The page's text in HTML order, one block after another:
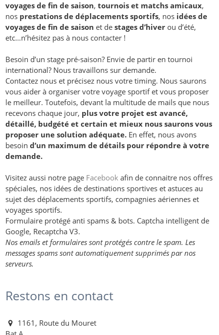
voyages de fin de saison,tournois et matchs amicaux,
nos prestations de déplacements sportifs, nos idées de
voyages de fin de saison et destages d’hiver ou d’été,
etc…n’hésitez pas à nous contacter !
Besoin d’un stage pré-saison? Envie de partir en tournoi
international? Nous travaillons sur demande.
Contactez nous et précisez nous votre timing. Nous saurons
vous aider à organiser votre voyage sportif et vous proposer
le meilleur. Toutefois, devant la multitude de mails que nous
recevons chaque jour, plus votre projet est avancé,
détaillé, budgété et certain et mieux nous saurons vous
proposer une solution adéquate. En effet, nous avons
besoind’un maximum de détails pour répondre à votre
demande.
Visitez aussi notre page Facebook afin de connaitre nos offres
spéciales, nos idées de destinations sportives et astuces au
sujet des déplacements sportifs, compagnies aériennes et
voyages sportifs.
Formulaire protégé anti spams & bots. Captcha intelligent de
Google, Recaptcha V3.
Nos emails et formulaires sont protégés contre le spam. Les
messages spams sont automatiquement supprimés par nos
serveurs.
Restons en contact
1161, Route du Mouret